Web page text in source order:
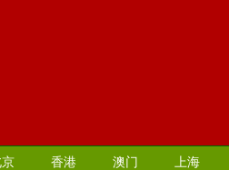
香港 澳门
上海